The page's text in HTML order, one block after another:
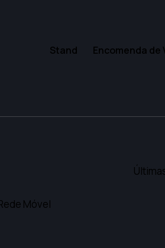
Stand Encomenda de
Móvel